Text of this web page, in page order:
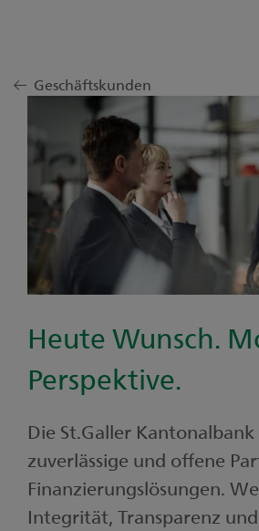
Geschäftskunden
Heute Wunsch.
Perspektive.
Die St.Galler Kantonalbank
zuverlässige und offene
Finanzierungslösungen.
Integrität, Transparenz